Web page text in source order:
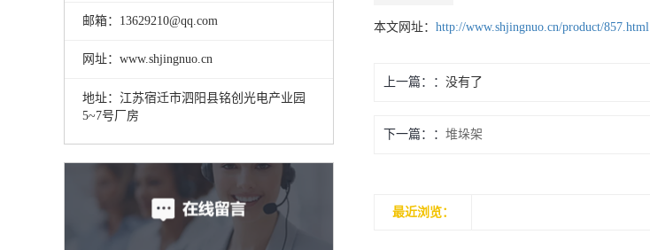
邮箱：13629210@qq.com
网址：www.shjingnuo.cn
地址：江苏宿迁市泗阳县铭创光电产业园
5~7号厂房
本文网址： http://www.shjingnuo.cn/product/857.html
上一篇： 没有了
下一篇： 堆垛架
最近浏览：